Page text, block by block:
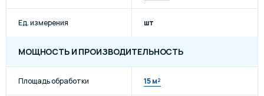
Ед. измерения шт
МОЩНОСТЬ И ПРОИЗВОДИТЕЛЬНОСТЬ
Площадь обработки 15 м²